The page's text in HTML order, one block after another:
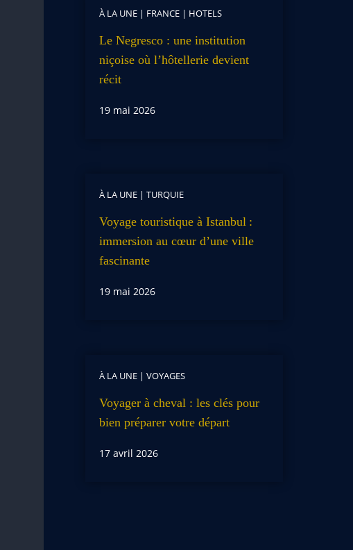
À LA UNE| FRANCE| HOTELS
Le Negresco : une institution
niçoise où l’hôtellerie devient
récit
19 mai 2026
À LA UNE| TURQUIE
Voyage touristique à Istanbul :
immersion au cœur d’une ville
fascinante
19 mai 2026
À LA UNE| VOYAGES
Voyager à cheval : les clés pour
bien préparer votre départ
17 avril 2026